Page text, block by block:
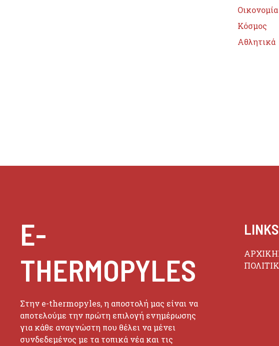
Οικονομία
Κόσμος
Αθλητικά
E-
THERMOPYLES
Στην e-thermopyles, η αποστολή μας είναι να
αποτελούμε την πρώτη επιλογή ενημέρωσης
για κάθε αναγνώστη που θέλει να μένει
συνδεδεμένος με τα τοπικά νέα και τις
LINKS
ΑΡΧΙΚΗ